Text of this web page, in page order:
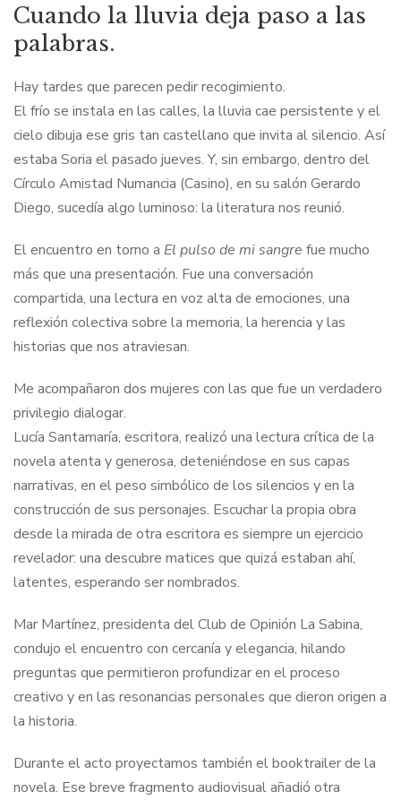
Cuando la lluvia deja paso a las
palabras.
Hay tardes que parecen pedir recogimiento.
El frío se instala en las calles, la lluvia cae persistente y el
cielo dibuja ese gris tan castellano que invita al silencio. Así
estaba Soria el pasado jueves. Y, sin embargo, dentro del
Círculo Amistad Numancia (Casino), en su salón Gerardo
Diego, sucedía algo luminoso: la literatura nos reunió.
El encuentro en torno a El pulso de mi sangre fue mucho
más que una presentación. Fue una conversación
compartida, una lectura en voz alta de emociones, una
reflexión colectiva sobre la memoria, la herencia y las
historias que nos atraviesan.
Me acompañaron dos mujeres con las que fue un verdadero
privilegio dialogar.
Lucía Santamaría, escritora, realizó una lectura crítica de la
novela atenta y generosa, deteniéndose en sus capas
narrativas, en el peso simbólico de los silencios y en la
construcción de sus personajes. Escuchar la propia obra
desde la mirada de otra escritora es siempre un ejercicio
revelador: una descubre matices que quizá estaban ahí,
latentes, esperando ser nombrados.
Mar Martínez, presidenta del Club de Opinión La Sabina,
condujo el encuentro con cercanía y elegancia, hilando
preguntas que permitieron profundizar en el proceso
creativo y en las resonancias personales que dieron origen a
la historia.
Durante el acto proyectamos también el booktrailer de la
novela. Ese breve fragmento audiovisual añadió otra